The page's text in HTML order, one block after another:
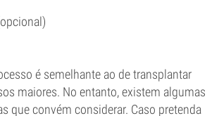
é semelhante ao de transplantar
maiores. No entanto, existem algumas
que convém considerar. Caso pretenda